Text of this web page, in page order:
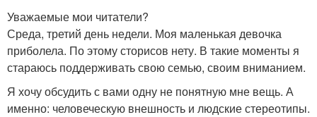
Уважаемые мои читатели?
Среда, третий день недели. Моя маленькая девочка
приболела. По этому сторисов нету. В такие моменты я
стараюсь поддерживать свою семью, своим вниманием.
Я хочу обсудить с вами одну не понятную мне вещь. А
именно: человеческую внешность и людские стереотипы.